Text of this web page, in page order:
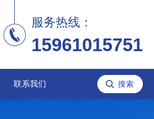
服务热线：
15961015751
联系我们